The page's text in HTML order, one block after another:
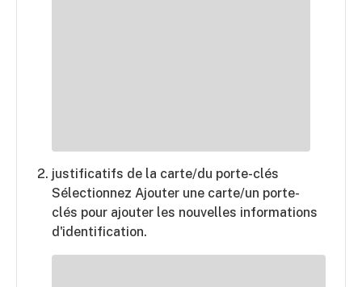
justificatifs de la carte/du porte-clés
Sélectionnez Ajouter une carte/un porte-
clés pour ajouter les nouvelles informations
d'identification.